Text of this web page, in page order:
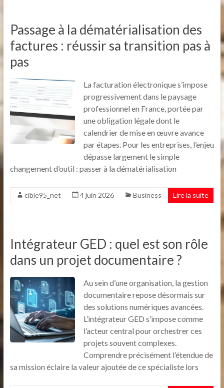
Passage à la dématérialisation des
factures : réussir sa transition pas à
pas
La facturation électronique s’impose
progressivement dans le paysage
professionnel en France, portée par
une obligation légale dont le
calendrier de mise en œuvre avance
par étapes. Pour les entreprises, l’enjeu
dépasse largement le simple
changement d’outil : passer à la dématérialisation
cible95_net 4 juin 2026 Business Lire la suite
Intégrateur GED : quel est son rôle
dans un projet documentaire ?
Au sein d’une organisation, la gestion
documentaire repose désormais sur
des solutions numériques avancées.
L’intégrateur GED s’impose comme
l’acteur central pour orchestrer ces
projets souvent complexes.
Comprendre précisément l’étendue de
sa mission éclaire la valeur ajoutée de ce spécialiste lors